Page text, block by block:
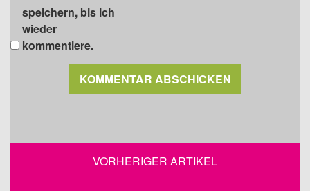
speichern, bis ich
wieder
kommentiere.
VORHERIGER ARTIKEL